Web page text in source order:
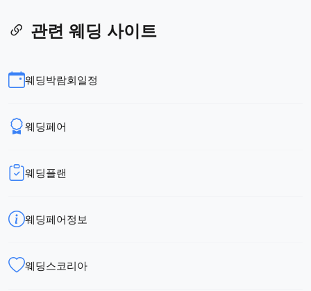
관련 웨딩 사이트
웨딩박람회일정
웨딩페어
웨딩플랜
웨딩페어정보
웨딩스코리아